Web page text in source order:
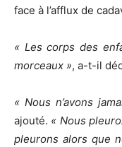
face à l’afflux de
« Les corps des
morceaux », a-t-il
« Nous n’avons
ajouté. « Nous
pleurons alors que